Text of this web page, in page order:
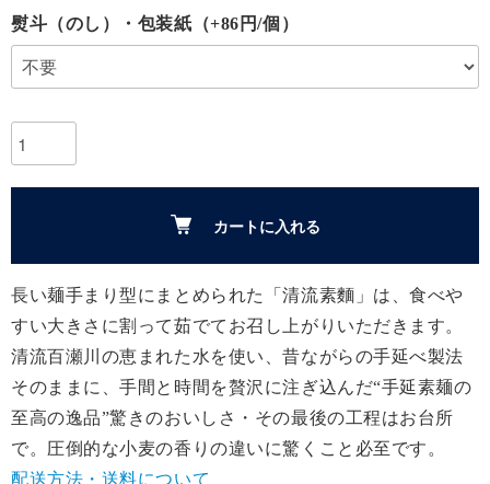
熨斗（のし）・包装紙（+86円/個）
カートに入れる
長い麺手まり型にまとめられた「清流素麵」は、食べや
すい大きさに割って茹でてお召し上がりいただきます。
清流百瀬川の恵まれた水を使い、昔ながらの手延べ製法
そのままに、手間と時間を贅沢に注ぎ込んだ“手延素麺の
至高の逸品”驚きのおいしさ・その最後の工程はお台所
で。圧倒的な小麦の香りの違いに驚くこと必至です。
配送方法・送料について